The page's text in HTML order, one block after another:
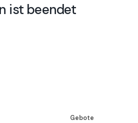
ist beendet
Gebote